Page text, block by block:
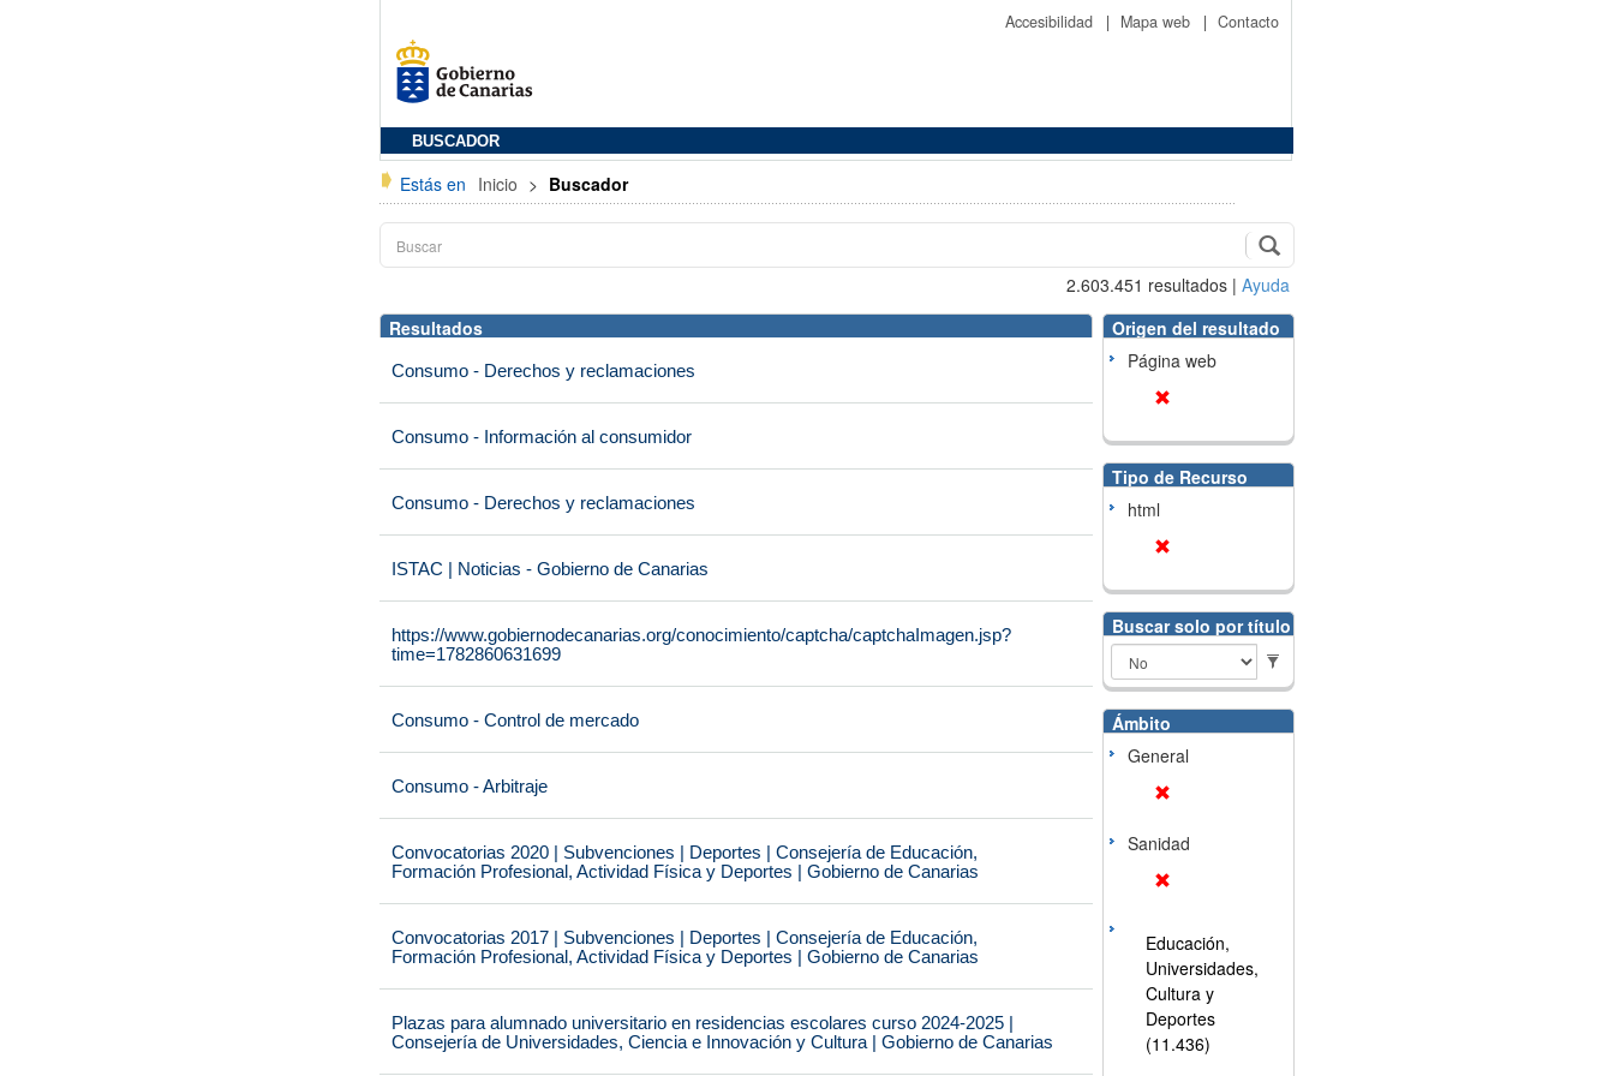
Accesibilidad | Mapa web | Contacto
BUSCADOR
Estás en Inicio > Buscador
2.603.451 resultados | Ayuda
Resultados
Consumo - Derechos y reclamaciones
Consumo - Información al consumidor
Consumo - Derechos y reclamaciones
ISTAC | Noticias - Gobierno de Canarias
https://www.gobiernodecanarias.org/conocimiento/captcha/captchaImagen.jsp?
time=1782860631699
Consumo - Control de mercado
Consumo - Arbitraje
Convocatorias 2020 | Subvenciones | Deportes | Consejería de Educación,
Formación Profesional, Actividad Física y Deportes | Gobierno de Canarias
Convocatorias 2017 | Subvenciones | Deportes | Consejería de Educación,
Formación Profesional, Actividad Física y Deportes | Gobierno de Canarias
Plazas para alumnado universitario en residencias escolares curso 2024-2025 |
Consejería de Universidades, Ciencia e Innovación y Cultura | Gobierno de Canarias
Origen del resultado
Página web
Tipo de Recurso
html
Buscar solo por título
Ámbito
General
Sanidad
Educación,
Universidades,
Cultura y
Deportes
(11.436)